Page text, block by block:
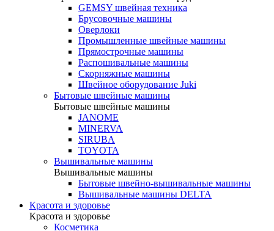
GEMSY швейная техника
Брусовочные машины
Оверлоки
Промышленные швейные машины
Прямострочные машины
Распошивальные машины
Скорняжные машины
Швейное оборудование Juki
Бытовые швейные машины
Бытовые швейные машины
JANOME
MINERVA
SIRUBA
TOYOTA
Вышивальные машины
Вышивальные машины
Бытовые швейно-вышивальные машины
Вышивальные машины DELTA
Красота и здоровье
Красота и здоровье
Косметика